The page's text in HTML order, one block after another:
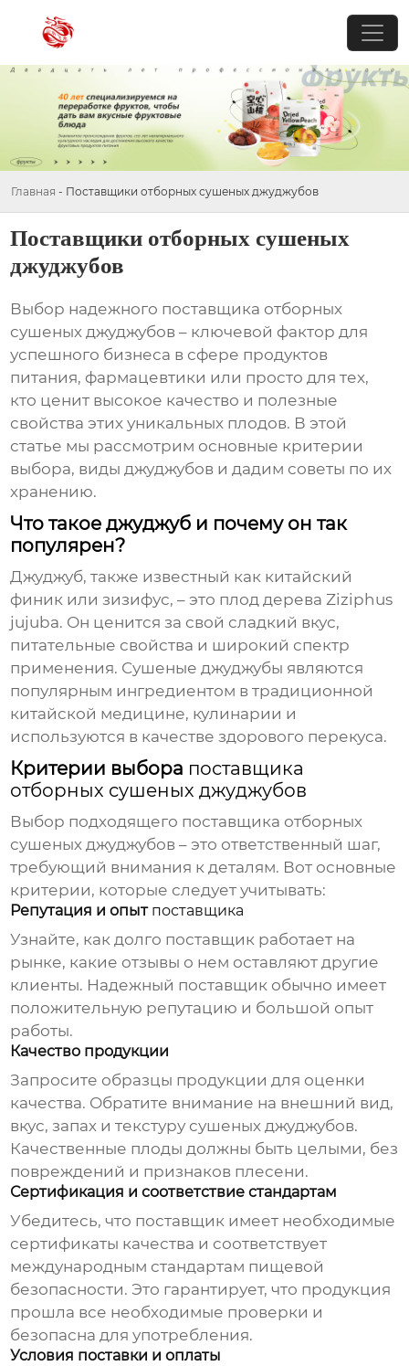
Главная - Поставщики отборных сушеных джуджубов
Поставщики отборных сушеных
джуджубов
Выбор надежного поставщика отборных
сушеных джуджубов – ключевой фактор для
успешного бизнеса в сфере продуктов
питания, фармацевтики или просто для тех,
кто ценит высокое качество и полезные
свойства этих уникальных плодов. В этой
статье мы рассмотрим основные критерии
выбора, виды джуджубов и дадим советы по их
хранению.
Что такое джуджуб и почему он так
популярен?
Джуджуб, также известный как китайский
финик или зизифус, – это плод дерева Ziziphus
jujuba. Он ценится за свой сладкий вкус,
питательные свойства и широкий спектр
применения. Сушеные джуджубы являются
популярным ингредиентом в традиционной
китайской медицине, кулинарии и
используются в качестве здорового перекуса.
Критерии выбора поставщика
отборных сушеных джуджубов
Выбор подходящего поставщика отборных
сушеных джуджубов – это ответственный шаг,
требующий внимания к деталям. Вот основные
критерии, которые следует учитывать:
Репутация и опыт поставщика
Узнайте, как долго поставщик работает на
рынке, какие отзывы о нем оставляют другие
клиенты. Надежный поставщик обычно имеет
положительную репутацию и большой опыт
работы.
Качество продукции
Запросите образцы продукции для оценки
качества. Обратите внимание на внешний вид,
вкус, запах и текстуру сушеных джуджубов.
Качественные плоды должны быть целыми, без
повреждений и признаков плесени.
Сертификация и соответствие стандартам
Убедитесь, что поставщик имеет необходимые
сертификаты качества и соответствует
международным стандартам пищевой
безопасности. Это гарантирует, что продукция
прошла все необходимые проверки и
безопасна для употребления.
Условия поставки и оплаты